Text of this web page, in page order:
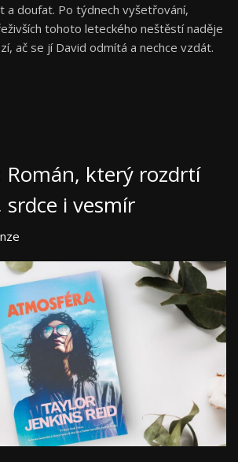
a doufat. Po týdnech vyšetřování,
tohoto leteckého neštěstí naděje
ač se jí David odmítá a nechce vzdát.
který rozdrtí
i vesmír